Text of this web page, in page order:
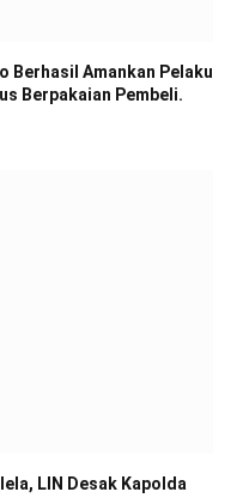
Berhasil Amankan Pelaku
Berpakaian Pembeli.
LIN Desak Kapolda